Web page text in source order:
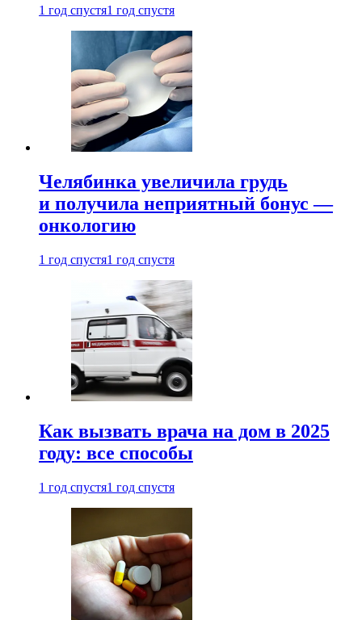
1 год спустя1 год спустя
Челябинка увеличила грудь
и получила неприятный бонус —
онкологию
1 год спустя1 год спустя
Как вызвать врача на дом в 2025
году: все способы
1 год спустя1 год спустя